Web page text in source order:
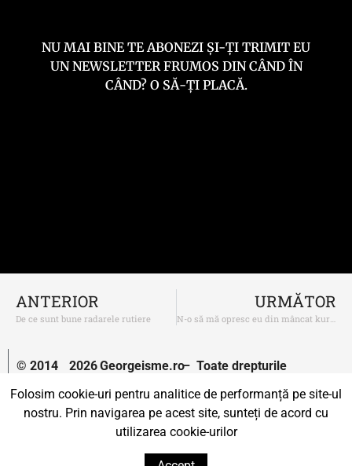
NU MAI BINE TE ABONEZI ȘI-ȚI TRIMIT EU
UN NEWSLETTER FRUMOS DIN CÂND ÎN
CÂND? O SĂ-ȚI PLACĂ.
ANTERIOR
De ce sunt bune radarele rutiere
URMĂTOR
N-o să mă opresc eu din mâncat kurtos kalaks pentru că Marko Attila și Bogdan Diaconu
© 2014
2026Georgeisme.ro– Toate drepturile
Un proiect susținut deUprise.
Folosim cookie-uri pentru analitice de performanță pe site-ul
nostru. Prin navigarea pe acest site, sunteți de acord cu
utilizarea cookie-urilor